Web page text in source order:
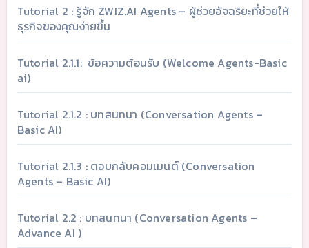
Tutorial 2 : รู้จัก ZWIZ.AI Agents – ผู้ช่วยอัจฉริยะที่ช่วยให้
ธุรกิจของคุณง่ายขึ้น
Tutorial 2.1.1: ข้อความต้อนรับ (Welcome Agents-Basic
ai)
Tutorial 2.1.2 : บทสนทนา (Conversation Agents –
Basic AI)
Tutorial 2.1.3 : ตอบกลับคอมเมนต์ (Conversation
Agents – Basic AI)
Tutorial 2.2 : บทสนทนา (Conversation Agents –
Advance AI )